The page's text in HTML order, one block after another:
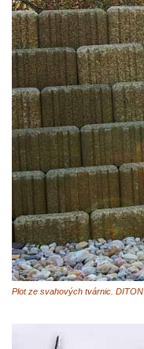
Plot ze svahových tvárnic. DITON